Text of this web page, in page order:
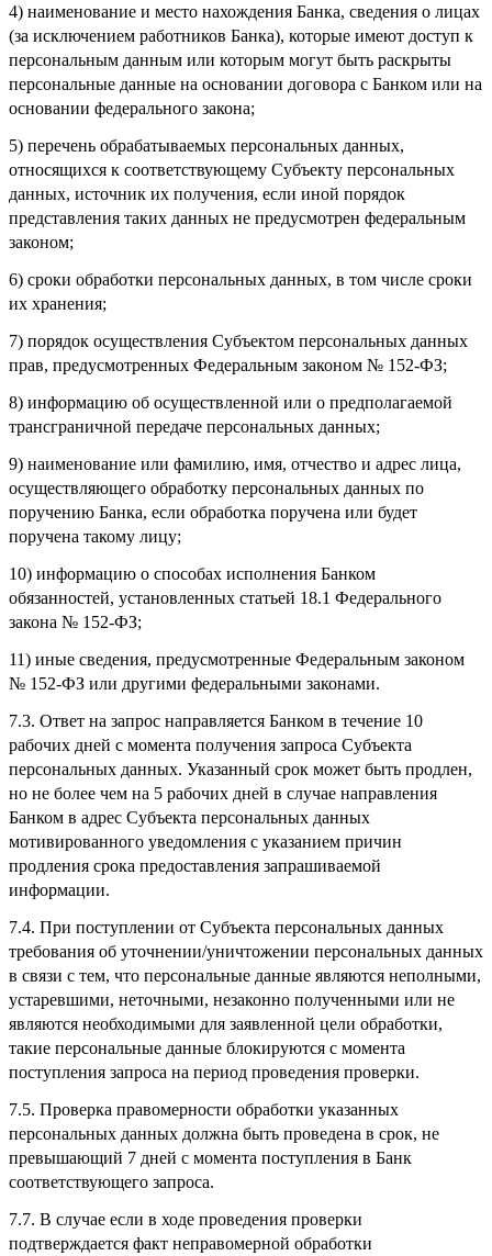
4) наименование и место нахождения Банка, сведения о лицах
(за исключением работников Банка), которые имеют доступ к
персональным данным или которым могут быть раскрыты
персональные данные на основании договора с Банком или на
основании федерального закона;
5) перечень обрабатываемых персональных данных,
относящихся к соответствующему Субъекту персональных
данных, источник их получения, если иной порядок
представления таких данных не предусмотрен федеральным
законом;
6) сроки обработки персональных данных, в том числе сроки
их хранения;
7) порядок осуществления Субъектом персональных данных
прав, предусмотренных Федеральным законом № 152-ФЗ;
8) информацию об осуществленной или о предполагаемой
трансграничной передаче персональных данных;
9) наименование или фамилию, имя, отчество и адрес лица,
осуществляющего обработку персональных данных по
поручению Банка, если обработка поручена или будет
поручена такому лицу;
10) информацию о способах исполнения Банком
обязанностей, установленных статьей 18.1 Федерального
закона № 152-ФЗ;
11) иные сведения, предусмотренные Федеральным законом
№ 152-ФЗ или другими федеральными законами.
7.3. Ответ на запрос направляется Банком в течение 10
рабочих дней с момента получения запроса Субъекта
персональных данных. Указанный срок может быть продлен,
но не более чем на 5 рабочих дней в случае направления
Банком в адрес Субъекта персональных данных
мотивированного уведомления с указанием причин
продления срока предоставления запрашиваемой
информации.
7.4. При поступлении от Субъекта персональных данных
требования об уточнении/уничтожении персональных данных
в связи с тем, что персональные данные являются неполными,
устаревшими, неточными, незаконно полученными или не
являются необходимыми для заявленной цели обработки,
такие персональные данные блокируются с момента
поступления запроса на период проведения проверки.
7.5. Проверка правомерности обработки указанных
персональных данных должна быть проведена в срок, не
превышающий 7 дней с момента поступления в Банк
соответствующего запроса.
7.7. В случае если в ходе проведения проверки
подтверждается факт неправомерной обработки